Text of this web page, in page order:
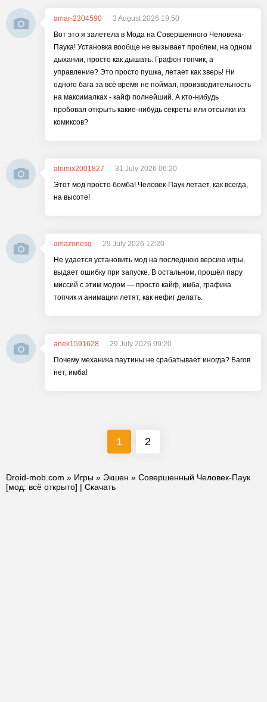
amar-2304590
3 August 2026 19:50
Вот это я залетела в Мода на Совершенного Человека-
Паука! Установка вообще не вызывает проблем, на одном
дыхании, просто как дышать. Графон топчик, а
управление? Это просто пушка, летает как зверь! Ни
одного бага за всё время не поймал, производительность
на максималках - кайф полнейший. А кто-нибудь
пробовал открыть какие-нибудь секреты или отсылки из
комиксов?
atomix2001827
31 July 2026 06:20
Этот мод просто бомба! Человек-Паук летает, как всегда,
на высоте!
amazonesq
29 July 2026 12:20
Не удается установить мод на последнюю версию игры,
выдает ошибку при запуске. В остальном, прошёл пару
миссий с этим модом — просто кайф, имба, графика
топчик и анимации летят, как нефиг делать.
anek1591628
29 July 2026 09:20
Почему механика паутины не срабатывает иногда? Багов
нет, имба!
1 2
Droid-mob.com » Игры » Экшен » Совершенный Человек-Паук
[мод: всё открыто] | Скачать